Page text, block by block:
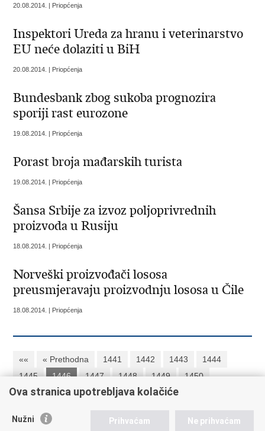
20.08.2014. | Priopćenja
Inspektori Ureda za hranu i veterinarstvo
EU neće dolaziti u BiH
20.08.2014. | Priopćenja
Bundesbank zbog sukoba prognozira
sporiji rast eurozone
19.08.2014. | Priopćenja
Porast broja mađarskih turista
19.08.2014. | Priopćenja
Šansa Srbije za izvoz poljoprivrednih
proizvoda u Rusiju
18.08.2014. | Priopćenja
Norveški proizvođači lososa
preusmjeravaju proizvodnju lososa u Čile
18.08.2014. | Priopćenja
«« « Prethodna 1441 1442 1443
1444
1445
1446 1447 1448 1449
1450
Sljedeća »
»»
Ova stranica upotrebljava kolačiće
Nužni Prihvaćam Ne prihvaćam